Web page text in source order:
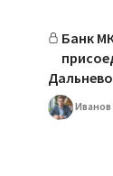
Банк
Иванов